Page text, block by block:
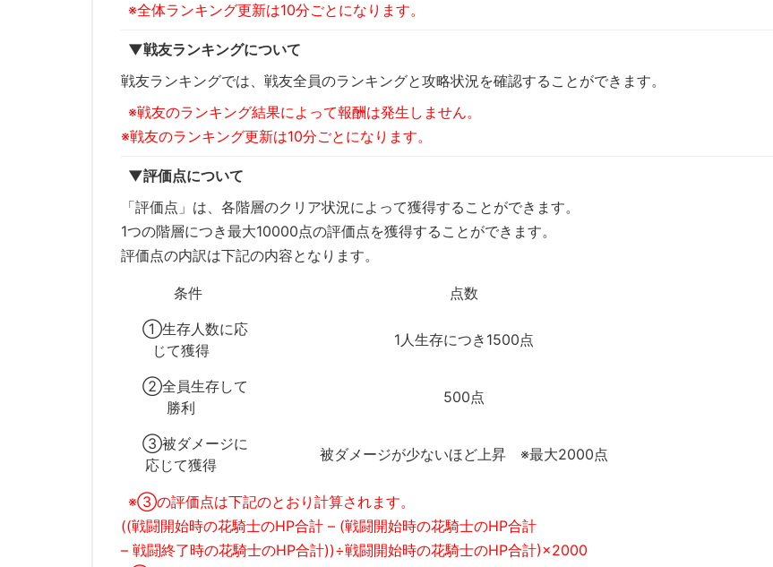
※全体ランキング更新は10分ごとになります。
▼戦友ランキングについて
戦友ランキングでは、戦友全員のランキングと攻略状況を確認することができます。
※戦友のランキング結果によって報酬は発生しません。
※戦友のランキング更新は10分ごとになります。
▼評価点について
「評価点」は、各階層のクリア状況によって獲得することができます。
1つの階層につき最大10000点の評価点を獲得することができます。
評価点の内訳は下記の内容となります。
条件
点数
①生存人数に応
じて獲得
1人生存につき1500点
②全員生存して
勝利
500点
③被ダメージに
応じて獲得
被ダメージが少ないほど上昇 ※最大2000点
※③の評価点は下記のとおり計算されます。
((戦闘開始時の花騎士のHP合計 – (戦闘開始時の花騎士のHP合計
– 戦闘終了時の花騎士のHP合計))÷戦闘開始時の花騎士のHP合計)×2000